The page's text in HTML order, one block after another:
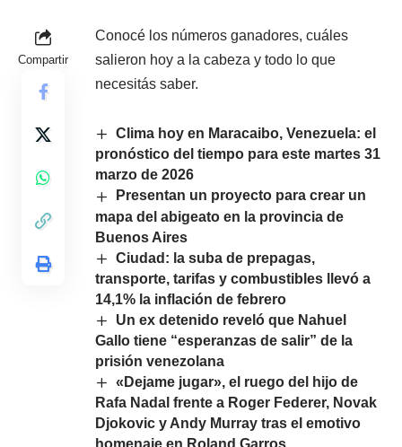
Compartir
Conocé los números ganadores, cuáles
salieron hoy a la cabeza y todo lo que
necesitás saber.
Clima hoy en Maracaibo, Venezuela: el
pronóstico del tiempo para este martes 31
marzo de 2026
Presentan un proyecto para crear un
mapa del abigeato en la provincia de
Buenos Aires
Ciudad: la suba de prepagas,
transporte, tarifas y combustibles llevó a
14,1% la inflación de febrero
Un ex detenido reveló que Nahuel
Gallo tiene “esperanzas de salir” de la
prisión venezolana
«Dejame jugar», el ruego del hijo de
Rafa Nadal frente a Roger Federer, Novak
Djokovic y Andy Murray tras el emotivo